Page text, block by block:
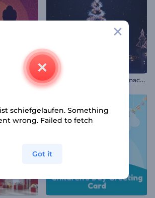
M
agischer wirbelnder Weihnachtsbaum
schiefgelaufen. Something
wrong. Failed to fetch
Got it